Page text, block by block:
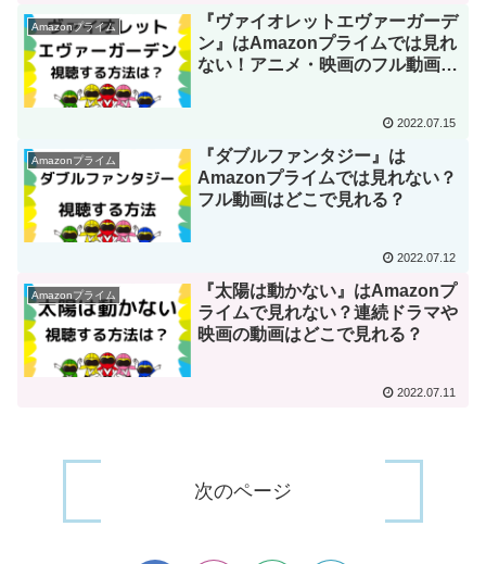
Amazonプライム
『ヴァイオレットエヴァーガーデ
ン』はAmazonプライムでは見れ
ない！アニメ・映画のフル動画は
2022.07.15
Amazonプライム
『ダブルファンタジー』は
Amazonプライムでは見れない？
フル動画はどこで見れる？
2022.07.12
Amazonプライム
『太陽は動かない』はAmazonプ
ライムで見れない？連続ドラマや
映画の動画はどこで見れる？
2022.07.11
次のページ